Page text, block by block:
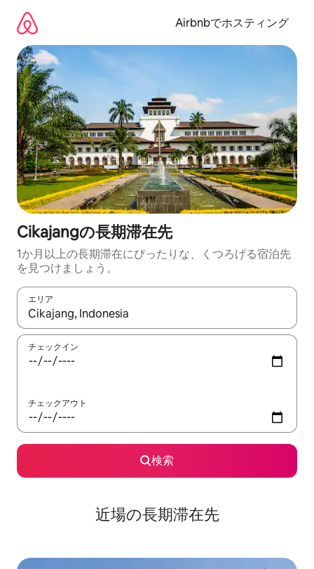
Airbnbでホスティング
Cikajangの長期滞在先
1か月以上の長期滞在にぴったりな、くつろげる宿泊先
を見つけましょう。
エリア
検索結果が表示されたら、上下の矢印キーを使って移動するか
チェックイン
チェックアウト
検索
近場の長期滞在先